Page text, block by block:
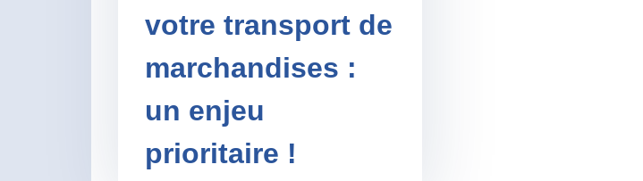
votre transport de
marchandises :
un enjeu
prioritaire !